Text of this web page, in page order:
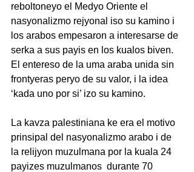
reboltoneyo el Medyo Oriente el
nasyonalizmo rejyonal iso su kamino i
los arabos empesaron a interesarse de
serka a sus payis en los kualos biven.
El entereso de la uma araba unida sin
frontyeras peryo de su valor, i la idea
‘kada uno por si’ izo su kamino.
La kavza palestiniana ke era el motivo
prinsipal del nasyonalizmo arabo i de
la relijyon muzulmana por la kuala 24
payizes muzulmanos  durante 70